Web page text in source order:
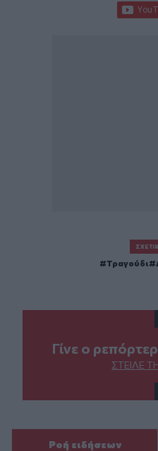
Τραγούδι
Γίνε ο
ΣΤΕΊΛΕ
Ροή ειδήσεων